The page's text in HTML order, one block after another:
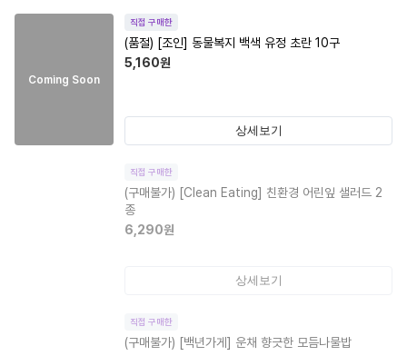
Coming Soon
직접 구매한
(품절) [조인] 동물복지 백색 유정 초란 10구
5,160원
상세보기
직접 구매한
(구매불가) [Clean Eating] 친환경 어린잎 샐러드 2
종
6,290원
상세보기
직접 구매한
(구매불가) [백년가게] 운채 향긋한 모듬나물밥